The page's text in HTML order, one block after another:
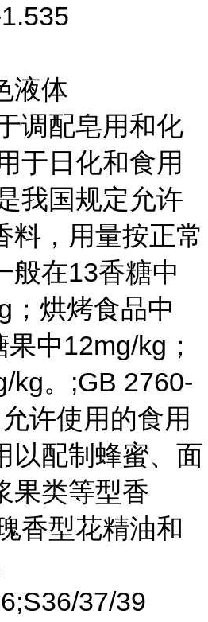
液体
调配皂用和化
于日化和食用
我国规定允许
料，用量按正常
般在13香糖中
；烘烤食品中
中12mg/kg；
kg。;GB 2760-
许使用的食用
以配制蜂蜜、面
果类等型香
香型花精油和
37/39